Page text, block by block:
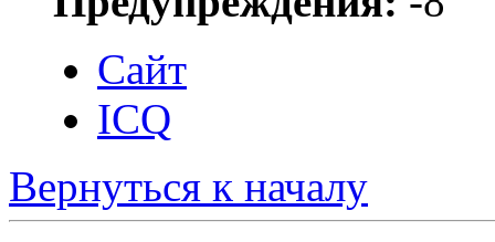
Сайт
ICQ
Вернуться к началу